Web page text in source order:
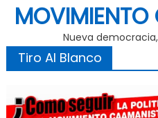
Nueva
Tiro Al Blanco